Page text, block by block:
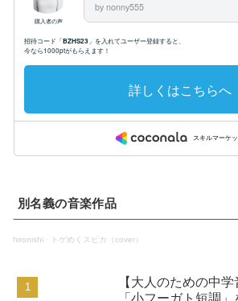
別名義の音楽作品
hironishi · トゲめくスピカ（cover）
【大人のための中